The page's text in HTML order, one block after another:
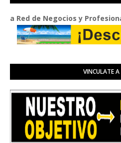
de Negocios y Profesionales
VINCULATE A